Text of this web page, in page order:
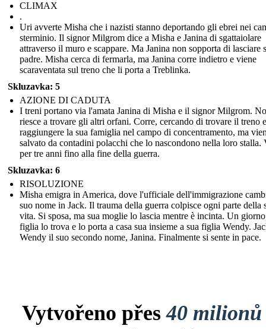
CLIMAX
.
Uri avverte Misha che i nazisti stanno deportando gli ebrei nei
sterminio. Il signor Milgrom dice a Misha e Janina di sgattaiolare
attraverso il muro e scappare. Ma Janina non sopporta di lasciare
padre. Misha cerca di fermarla, ma Janina corre indietro e viene
scaraventata sul treno che li porta a Treblinka.
Skluzavka: 5
AZIONE DI CADUTA
I treni portano via l'amata Janina di Misha e il signor Milgrom.
riesce a trovare gli altri orfani. Corre, cercando di trovare il treno e
raggiungere la sua famiglia nel campo di concentramento, ma
salvato da contadini polacchi che lo nascondono nella loro stalla.
per tre anni fino alla fine della guerra.
Skluzavka: 6
RISOLUZIONE
Misha emigra in America, dove l'ufficiale dell'immigrazione
suo nome in Jack. Il trauma della guerra colpisce ogni parte della
vita. Si sposa, ma sua moglie lo lascia mentre è incinta. Un
figlia lo trova e lo porta a casa sua insieme a sua figlia Wendy.
Wendy il suo secondo nome, Janina. Finalmente si sente in pace.
Vytvořeno přes40 milionů